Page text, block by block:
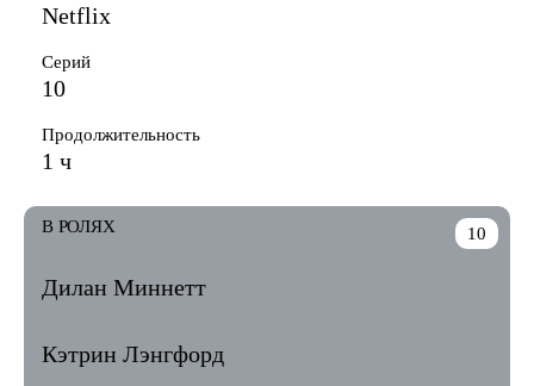
Netflix
Серий
10
Продолжительность
1 ч
10
В РОЛЯХ
Дилан Миннетт
Кэтрин Лэнгфорд